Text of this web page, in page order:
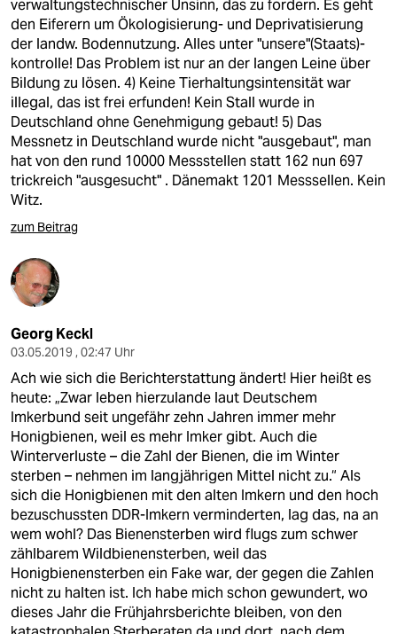
verwaltungstechnischer Unsinn, das zu fordern. Es geht
den Eiferern um Ökologisierung- und Deprivatisierung
der landw. Bodennutzung. Alles unter "unsere"(Staats)-
kontrolle! Das Problem ist nur an der langen Leine über
Bildung zu lösen. 4) Keine Tierhaltungsintensität war
illegal, das ist frei erfunden! Kein Stall wurde in
Deutschland ohne Genehmigung gebaut! 5) Das
Messnetz in Deutschland wurde nicht "ausgebaut", man
hat von den rund 10000 Messstellen statt 162 nun 697
trickreich "ausgesucht" . Dänemakt 1201 Messsellen. Kein
Witz.
zum Beitrag
Georg Keckl
03.05.2019 , 02:47 Uhr
Ach wie sich die Berichterstattung ändert! Hier heißt es
heute: „Zwar leben hierzulande laut Deutschem
Imkerbund seit ungefähr zehn Jahren immer mehr
Honigbienen, weil es mehr Imker gibt. Auch die
Winterverluste – die Zahl der Bienen, die im Winter
sterben – nehmen im langjährigen Mittel nicht zu.“ Als
sich die Honigbienen mit den alten Imkern und den hoch
bezuschussten DDR-Imkern verminderten, lag das, na an
wem wohl? Das Bienensterben wird flugs zum schwer
zählbarem Wildbienensterben, weil das
Honigbienensterben ein Fake war, der gegen die Zahlen
nicht zu halten ist. Ich habe mich schon gewundert, wo
dieses Jahr die Frühjahrsberichte bleiben, von den